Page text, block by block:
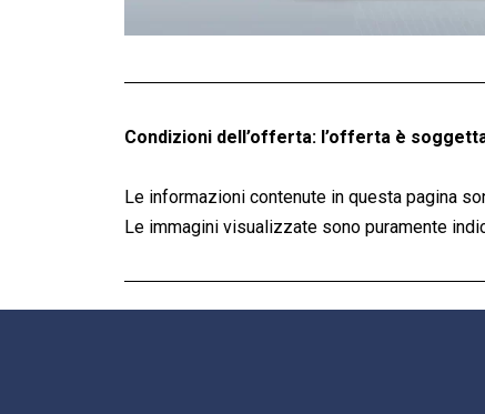
Condizioni dell’offerta: l’offerta è
Le informazioni contenute in questa pagina
Le immagini visualizzate sono puramente